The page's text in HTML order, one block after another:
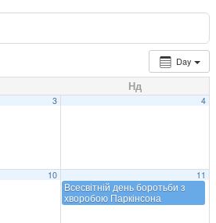
Day
Нд
3 4
10 11
Всесвітній день боротьби з
хворобою Паркінсона